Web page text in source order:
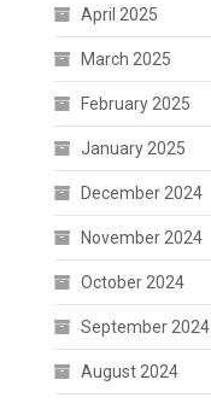
April 2025
March 2025
February 2025
January 2025
December 2024
November 2024
October 2024
September 2024
August 2024